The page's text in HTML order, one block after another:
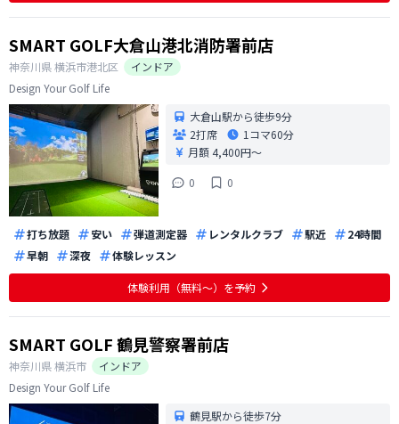
SMART GOLF大倉山港北消防署前店
神奈川県横浜市港北区
インドア
Design Your Golf Life
大倉山駅から徒歩9分
2打席
1コマ60分
月額 4,400円〜
0
0
打ち放題 安い 弾道測定器 レンタルクラブ 駅近
24時間
早朝
深夜 体験レッスン
体験利用（無料〜）を予約
SMART GOLF 鶴見警察署前店
神奈川県横浜市
インドア
Design Your Golf Life
鶴見駅から徒歩7分